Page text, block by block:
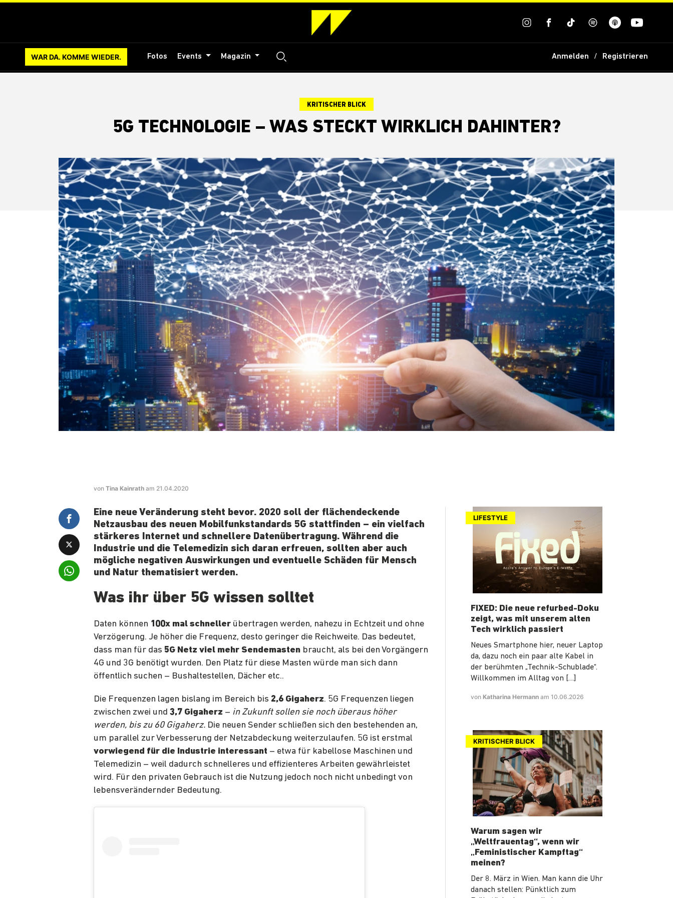
WAR DA. KOMME WIEDER. Fotos Events Magazin Anmelden Registrieren
KRITISCHER BLICK
5G TECHNOLOGIE – WAS STECKT WIRKLICH DAHINTER?
von Tina Kainrath am 21.04.2020
Eine neue Veränderung steht bevor. 2020 soll der flächendeckende
Netzausbau des neuen Mobilfunkstandards 5G stattfinden – ein vielfach
stärkeres Internet und schnellere Datenübertragung. Während die
Industrie und die Telemedizin sich daran erfreuen, sollten aber auch
mögliche negativen Auswirkungen und eventuelle Schäden für Mensch
und Natur thematisiert werden.
Was ihr über 5G wissen solltet
Daten können 100x mal schneller übertragen werden, nahezu in Echtzeit und ohne
Verzögerung. Je höher die Frequenz, desto geringer die Reichweite. Das bedeutet,
dass man für das 5G Netz viel mehr Sendemasten braucht, als bei den Vorgängern
4G und 3G benötigt wurden. Den Platz für diese Masten würde man sich dann
öffentlich suchen – Bushaltestellen, Dächer etc..
Die Frequenzen lagen bislang im Bereich bis 2,6 Gigaherz. 5G Frequenzen liegen
zwischen zwei und 3,7 Gigaherz – in Zukunft sollen sie noch überaus höher
werden, bis zu 60 Gigaherz. Die neuen Sender schließen sich den bestehenden an,
um parallel zur Verbesserung der Netzabdeckung weiterzulaufen. 5G ist erstmal
vorwiegend für die Industrie interessant – etwa für kabellose Maschinen und
Telemedizin – weil dadurch schnelleres und effizienteres Arbeiten gewährleistet
wird. Für den privaten Gebrauch ist die Nutzung jedoch noch nicht unbedingt von
lebensverändernder Bedeutung.
LIFESTYLE
FIXED: Die neue refurbed-Doku
zeigt, was mit unserem alten
Tech wirklich passiert
Neues Smartphone hier, neuer Laptop
da, dazu noch ein paar alte Kabel in
der berühmten „Technik-Schublade“.
Willkommen im Alltag von […]
vonKatharina Hermannam 10.06.2026
KRITISCHER BLICK
Warum sagen wir
„Weltfrauentag“, wenn wir
„Feministischer Kampftag“
meinen?
Der 8. März in Wien. Man kann die Uhr
danach stellen: Pünktlich zum